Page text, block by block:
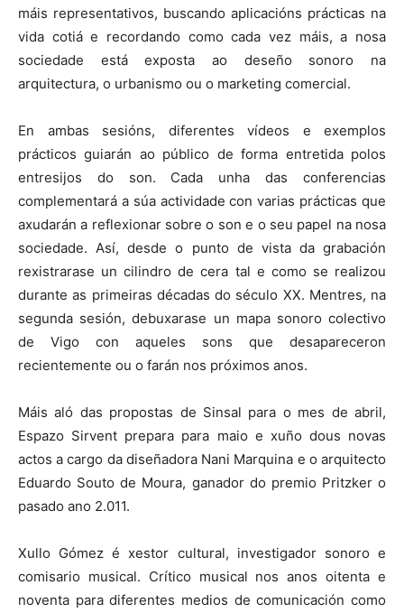
máis representativos, buscando aplicacións prácticas na
vida cotiá e recordando como cada vez máis, a nosa
sociedade está exposta ao deseño sonoro na
arquitectura, o urbanismo ou o marketing comercial.
En ambas sesións, diferentes vídeos e exemplos
prácticos guiarán ao público de forma entretida polos
entresijos do son. Cada unha das conferencias
complementará a súa actividade con varias prácticas que
axudarán a reflexionar sobre o son e o seu papel na nosa
sociedade. Así, desde o punto de vista da grabación
rexistrarase un cilindro de cera tal e como se realizou
durante as primeiras décadas do século XX. Mentres, na
segunda sesión, debuxarase un mapa sonoro colectivo
de Vigo con aqueles sons que desapareceron
recientemente ou o farán nos próximos anos.
Máis aló das propostas de Sinsal para o mes de abril,
Espazo Sirvent prepara para maio e xuño dous novas
actos a cargo da diseñadora Nani Marquina e o arquitecto
Eduardo Souto de Moura, ganador do premio Pritzker o
pasado ano 2.011.
Xullo Gómez é xestor cultural, investigador sonoro e
comisario musical. Crítico musical nos anos oitenta e
noventa para diferentes medios de comunicación como